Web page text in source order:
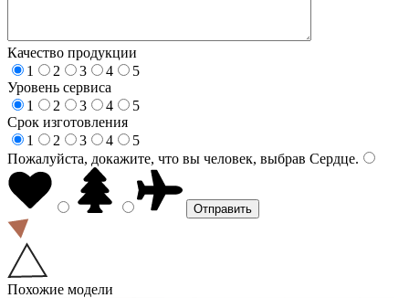
Качество продукции
1
2 3 4
5
Уровень сервиса
1
2 3 4
5
Срок изготовления
1
2 3 4
5
Пожалуйста, докажите, что вы человек, выбрав Сердце.
Похожие модели